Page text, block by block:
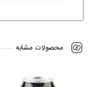
محصولات مشابه